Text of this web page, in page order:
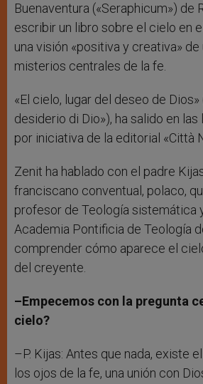
Buenaventura («Seraphicum») de
escribir un libro sobre el cielo en
una visión «positiva y creativa» de
misterios centrales de la fe.
«El cielo, lugar del deseo de Dios»
desiderio di Dio»), ha salido en
por iniciativa de la editorial «Città
Zenit ha hablado con el padre
franciscano conventual, polaco,
profesor de Teología sistemática
Academia Pontificia de Teología
comprender cómo aparece el
del creyente.
–Empecemos con la pregunta
cielo?
–P. Kijas: Antes que nada, existe
los ojos de la fe, una unión con